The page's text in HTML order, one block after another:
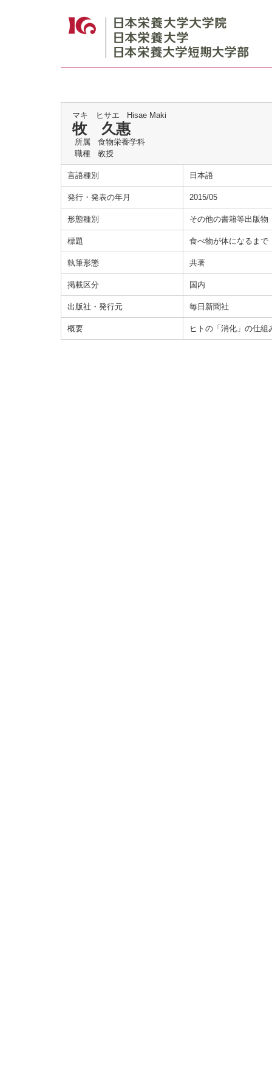
マキ ヒサエ Hisae Maki
牧 久惠
所属
食物栄養学科
職種
教授
言語種別 日本語
発行・発表の年月 2015/05
形態種別 その他の書籍等出版物
標題 食べ物が体になるまで
執筆形態 共著
掲載区分 国内
出版社・発行元 毎日新聞社
概要 ヒトの「消化」の仕組